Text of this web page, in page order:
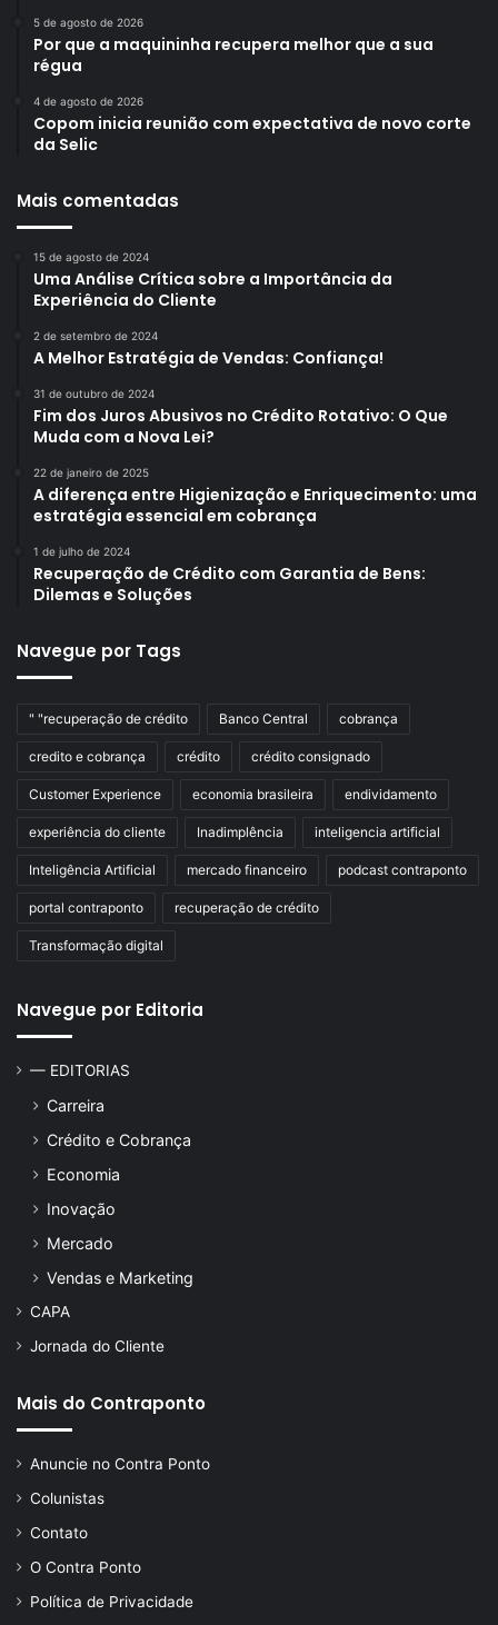
5 de agosto de 2026
Por que a maquininha recupera melhor que a sua
régua
4 de agosto de 2026
Copom inicia reunião com expectativa de novo corte
da Selic
Mais comentadas
15 de agosto de 2024
Uma Análise Crítica sobre a Importância da
Experiência do Cliente
2 de setembro de 2024
A Melhor Estratégia de Vendas: Confiança!
31 de outubro de 2024
Fim dos Juros Abusivos no Crédito Rotativo: O Que
Muda com a Nova Lei?
22 de janeiro de 2025
A diferença entre Higienização e Enriquecimento: uma
estratégia essencial em cobrança
1 de julho de 2024
Recuperação de Crédito com Garantia de Bens:
Dilemas e Soluções
Navegue por Tags
" "recuperação de crédito Banco Central cobrança
credito e cobrança crédito crédito consignado
Customer Experience economia brasileira endividamento
experiência do cliente Inadimplência inteligencia artificial
Inteligência Artificial mercado financeiro podcast contraponto
portal contraponto recuperação de crédito
Transformação digital
Navegue por Editoria
— EDITORIAS
Carreira
Crédito e Cobrança
Economia
Inovação
Mercado
Vendas e Marketing
CAPA
Jornada do Cliente
Mais do Contraponto
Anuncie no Contra Ponto
Colunistas
Contato
O Contra Ponto
Política de Privacidade